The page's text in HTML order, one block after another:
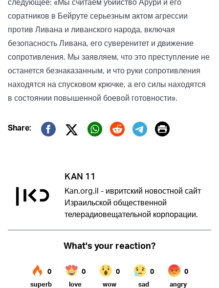
следующее: «Мы считаем убийство Арури и его
соратников в Бейруте серьезным актом агрессии
против Ливана и ливанского народа, включая
безопасность Ливана, его суверенитет и движение
сопротивления. Мы заявляем, что это преступление не
останется безнаказанным, и что руки сопротивления
находятся на спусковом крючке, а его силы находятся
в состоянии повышенной боевой готовности».
Share:
Twitter (X)
Print
KAN 11
Kan.org.il - ивритский новостной сайт
Израильской общественной
телерадиовещательной корпорации.